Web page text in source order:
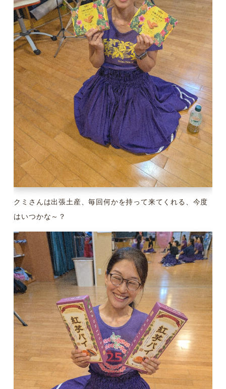
クミさんは出張土産、毎回何かを持って来てくれる、今度
はいつかな～？